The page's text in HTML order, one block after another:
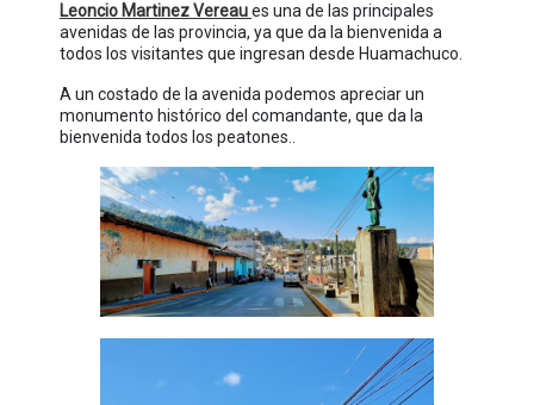
Leoncio Martinez Vereaues una de las principales
avenidas de las provincia, ya que da la bienvenida a
todos los visitantes que ingresan desde Huamachuco.
A un costado de la avenida podemos apreciar un
monumento histórico del comandante, que da la
bienvenida todos los peatones..